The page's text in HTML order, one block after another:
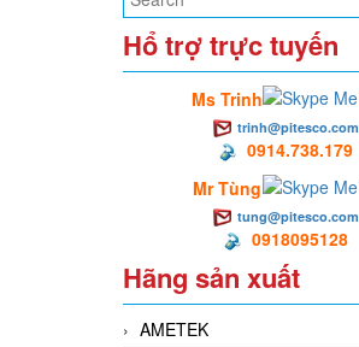
Hổ trợ trực tuyến
Ms Trinh
trinh@pitesco.com
0914.738.179
Mr Tùng
tung@pitesco.com
0918095128
Hãng sản xuất
AMETEK